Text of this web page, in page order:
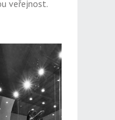
veřejnost.